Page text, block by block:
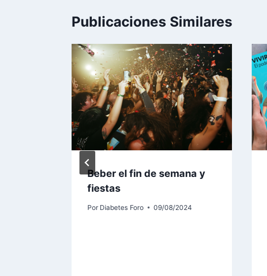
Publicaciones Similares
Beber el fin de semana y
fiestas
Por Diabetes Foro 09/08/2024